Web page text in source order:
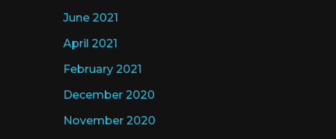
June 2021
April 2021
February 2021
December 2020
November 2020